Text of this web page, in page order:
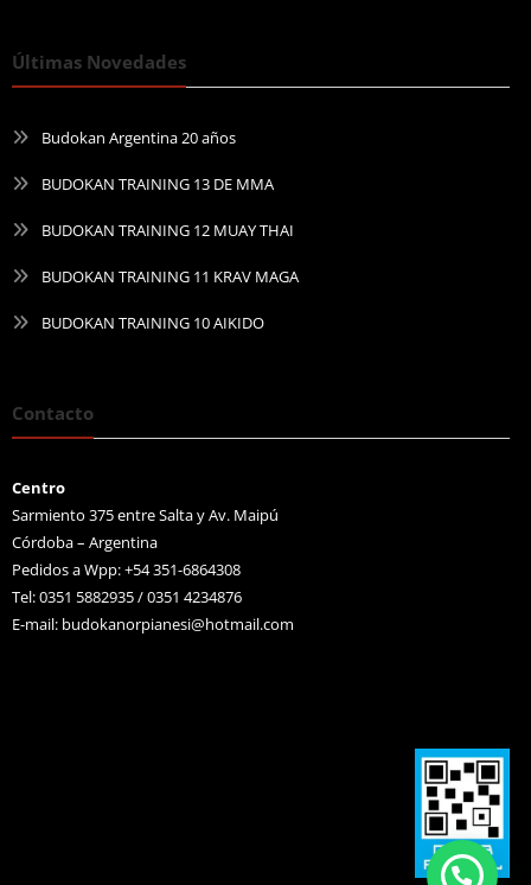
Últimas Novedades
Budokan Argentina 20 años
BUDOKAN TRAINING 13 DE MMA
BUDOKAN TRAINING 12 MUAY THAI
BUDOKAN TRAINING 11 KRAV MAGA
BUDOKAN TRAINING 10 AIKIDO
Contacto
Centro
Sarmiento 375 entre Salta y Av. Maipú
Córdoba – Argentina
Pedidos a Wpp: +54 351-6864308
Tel: 0351 5882935 / 0351 4234876
E-mail: budokanorpianesi@hotmail.com